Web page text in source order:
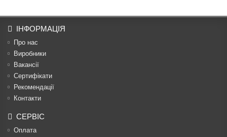
ІНФОРМАЦІЯ
Про нас
Виробники
Вакансії
Сертифікати
Рекомендації
Контакти
СЕРВІС
Оплата